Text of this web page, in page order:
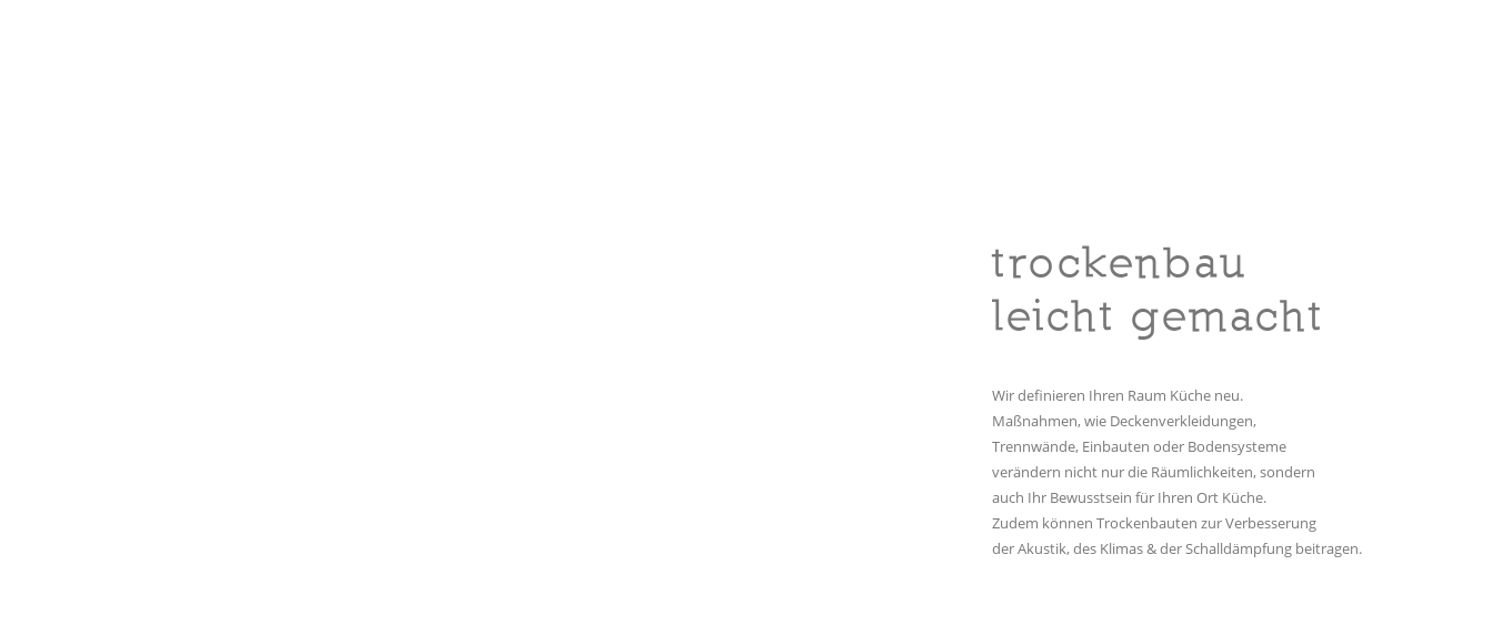
trockenbau
leicht gemacht
Wir definieren Ihren Raum Küche neu.
Maßnahmen, wie Deckenverkleidungen,
Trennwände, Einbauten oder Bodensysteme
verändern nicht nur die Räumlichkeiten, sondern
auch Ihr Bewusstsein für Ihren Ort Küche.
Zudem können Trockenbauten zur Verbesserung
der Akustik, des Klimas & der Schalldämpfung beitragen.